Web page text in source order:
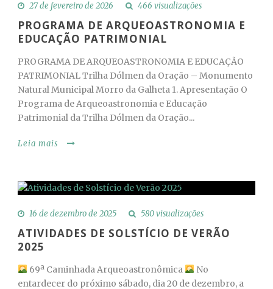
27 de fevereiro de 2026 466 visualizações
PROGRAMA DE ARQUEOASTRONOMIA E
EDUCAÇÃO PATRIMONIAL
PROGRAMA DE ARQUEOASTRONOMIA E EDUCAÇÃO
PATRIMONIAL Trilha Dólmen da Oração – Monumento
Natural Municipal Morro da Galheta 1. Apresentação O
Programa de Arqueoastronomia e Educação
Patrimonial da Trilha Dólmen da Oração...
Leia mais
16 de dezembro de 2025 580 visualizações
ATIVIDADES DE SOLSTÍCIO DE VERÃO
2025
69ª Caminhada Arqueoastronômica
No
entardecer do próximo sábado, dia 20 de dezembro, a